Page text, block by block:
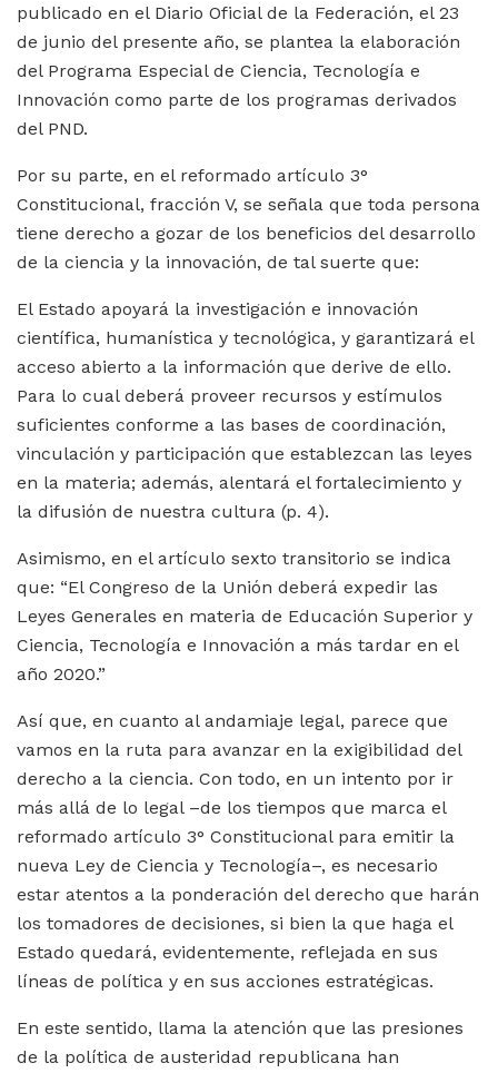
publicado en el Diario Oficial de la Federación, el 23
de junio del presente año, se plantea la elaboración
del Programa Especial de Ciencia, Tecnología e
Innovación como parte de los programas derivados
del PND.
Por su parte, en el reformado artículo 3°
Constitucional, fracción V, se señala que toda persona
tiene derecho a gozar de los beneficios del desarrollo
de la ciencia y la innovación, de tal suerte que:
El Estado apoyará la investigación e innovación
científica, humanística y tecnológica, y garantizará el
acceso abierto a la información que derive de ello.
Para lo cual deberá proveer recursos y estímulos
suficientes conforme a las bases de coordinación,
vinculación y participación que establezcan las leyes
en la materia; además, alentará el fortalecimiento y
la difusión de nuestra cultura (p. 4).
Asimismo, en el artículo sexto transitorio se indica
que: “El Congreso de la Unión deberá expedir las
Leyes Generales en materia de Educación Superior y
Ciencia, Tecnología e Innovación a más tardar en el
año 2020.”
Así que, en cuanto al andamiaje legal, parece que
vamos en la ruta para avanzar en la exigibilidad del
derecho a la ciencia. Con todo, en un intento por ir
más allá de lo legal –de los tiempos que marca el
reformado artículo 3° Constitucional para emitir la
nueva Ley de Ciencia y Tecnología–, es necesario
estar atentos a la ponderación del derecho que harán
los tomadores de decisiones, si bien la que haga el
Estado quedará, evidentemente, reflejada en sus
líneas de política y en sus acciones estratégicas.
En este sentido, llama la atención que las presiones
de la política de austeridad republicana han